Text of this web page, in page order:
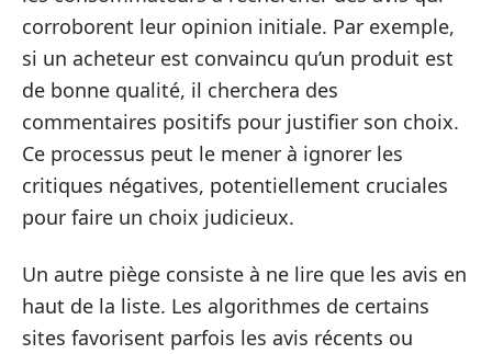
corroborent leur opinion initiale. Par exemple,
si un acheteur est convaincu qu’un produit est
de bonne qualité, il cherchera des
commentaires positifs pour justifier son choix.
Ce processus peut le mener à ignorer les
critiques négatives, potentiellement cruciales
pour faire un choix judicieux.
Un autre piège consiste à ne lire que les avis en
haut de la liste. Les algorithmes de certains
sites favorisent parfois les avis récents ou